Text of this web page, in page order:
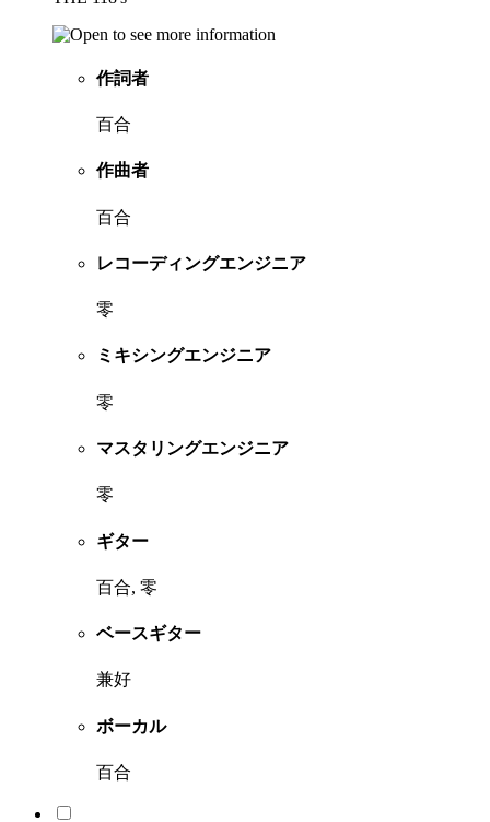
作詞者
百合
作曲者
百合
レコーディングエンジニア
零
ミキシングエンジニア
零
マスタリングエンジニア
零
ギター
百合, 零
ベースギター
兼好
ボーカル
百合